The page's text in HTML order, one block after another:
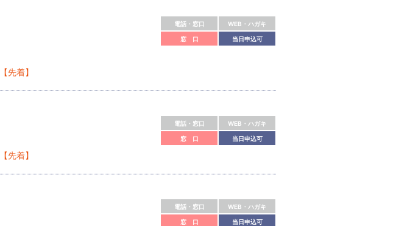
【先着】
電話・窓口 WEB・ハガキ
窓 口 当日申込可
【先着】
電話・窓口 WEB・ハガキ
窓 口 当日申込可
電話・窓口 WEB・ハガキ
窓 口 当日申込可